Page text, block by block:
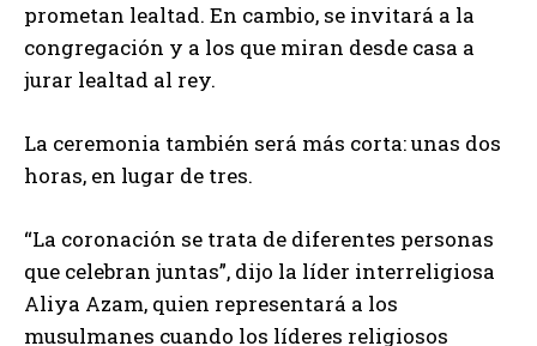
prometan lealtad. En cambio, se invitará a la
congregación y a los que miran desde casa a
jurar lealtad al rey.
La ceremonia también será más corta: unas dos
horas, en lugar de tres.
“La coronación se trata de diferentes personas
que celebran juntas”, dijo la líder interreligiosa
Aliya Azam, quien representará a los
musulmanes cuando los líderes religiosos